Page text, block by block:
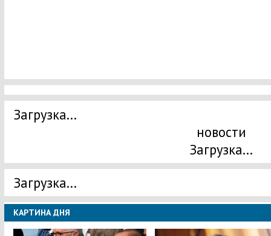
Загрузка...
новости
Загрузка...
Загрузка...
КАРТИНА ДНЯ